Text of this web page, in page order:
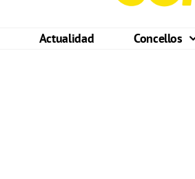
Actualidad Concellos